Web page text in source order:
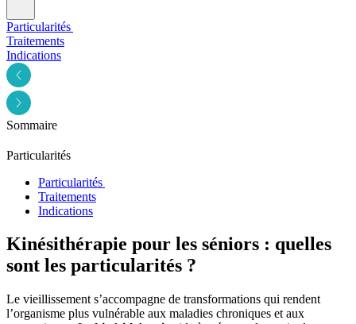
Particularités
Traitements
Indications
Sommaire
Particularités
Particularités
Traitements
Indications
Kinésithérapie pour les séniors : quelles
sont les particularités ?
Le vieillissement s’accompagne de transformations qui rendent
l’organisme plus vulnérable aux maladies chroniques et aux